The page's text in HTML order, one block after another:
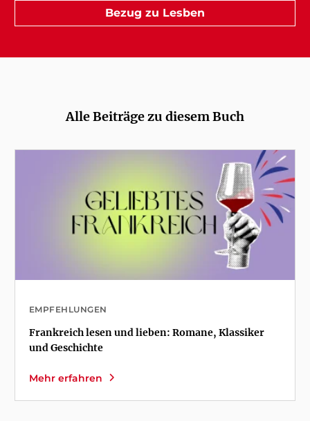
Bezug zu Lesben
Alle Beiträge zu diesem Buch
EMPFEHLUNGEN
Frankreich lesen und lieben: Romane, Klassiker
und Geschichte
Mehr erfahren